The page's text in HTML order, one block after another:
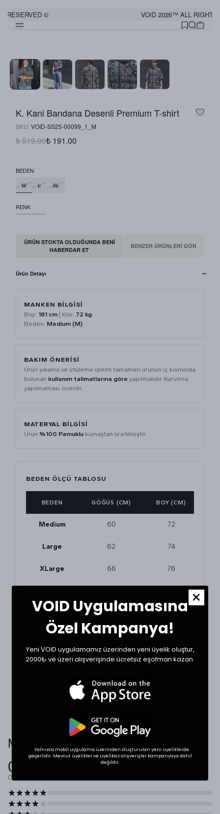
RESERVED © VOID 2026™ ALL RIGHTS
K. Kani Bandana Desenli Premium T-shirt
SKU: VOID-SS25-00099_1_M
₺ 519.00₺ 191.00
BEDEN
M
L XL
RENK
ÜRÜN STOKTA OLDUĞUNDA BENI
HABERDAR ET
BENZER ÜRÜNLERİ GÖR
Ürün Detayı
MANKEN BİLGİSİ
Boy: 181 cm | Kilo: 72 kg
Beden: Medium (M)
BAKIM ÖNERİSİ
Ürün yıkama ve ütüleme işlemi tamamen ürünün iç kısmında
bulunan kullanım talimatlarına göre yapılmalıdır. Kurutma
yapılmaması önerilir.
MATERYAL BİLGİSİ
Ürün %100 Pamuklu kumaştan üretilmiştir.
BEDEN ÖLÇÜ TABLOSU
BEDEN GÖĞÜS (CM) BOY (CM)
Medium 60 72
Large 62 74
XLarge 66 76
BEDEN VE UYUMLULUK
değişkenlik gösterebilir. En doğru seçim için
dolabınızdaki beğendiğiniz bir ürünün ölçülerini alıp
* Ölçülerde +1/-1 cm farklılık olabilir.
Müşteri Yorumları
0.0
Ortalama Puan
VOID Uygulamasına
Özel Kampanya!
Yeni VOID uygulamamız üzerinden yeni üyelik oluştur,
2000₺ ve üzeri alışverişinde ücretsiz eşofman kazan.
Yalnızca mobil uygulama üzerinden oluşturulan yeni üyeliklerde
geçerlidir. Mevcut üyelikler ve üyeliksiz alışverişler kampanyaya dahil
değildir.